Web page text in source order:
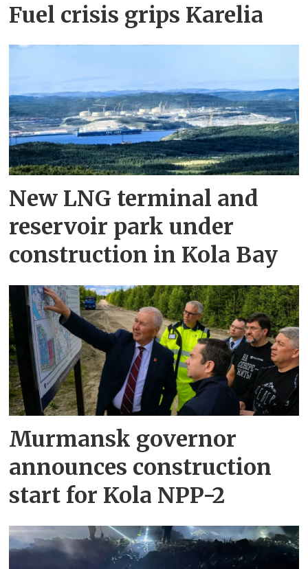
Fuel crisis grips Karelia
New LNG terminal and
reservoir park under
construction in Kola Bay
Murmansk governor
announces construction
start for Kola NPP-2